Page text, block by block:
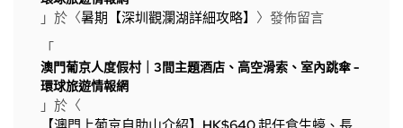
」於〈暑期【深圳觀瀾湖詳細攻略】 〉發佈留言
「
澳門葡京人度假村｜3間主題酒店、高空滑索、室內跳傘 -
環球旅遊情報網
」於〈